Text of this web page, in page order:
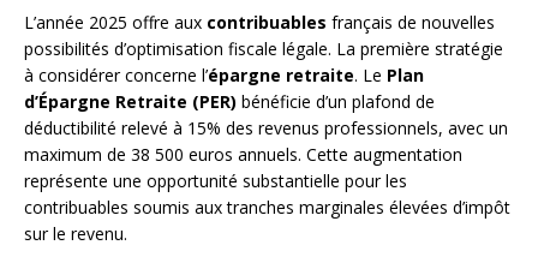
L’année 2025 offre aux contribuables français de nouvelles
possibilités d’optimisation fiscale légale. La première stratégie
à considérer concerne l’épargne retraite. Le Plan
d’Épargne Retraite (PER) bénéficie d’un plafond de
déductibilité relevé à 15% des revenus professionnels, avec un
maximum de 38 500 euros annuels. Cette augmentation
représente une opportunité substantielle pour les
contribuables soumis aux tranches marginales élevées d’impôt
sur le revenu.